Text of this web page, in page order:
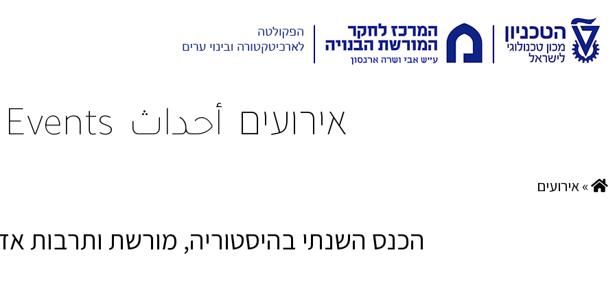
אירועים أحداث Events
»אירועים
הכנס השנתי בהיסטוריה, מורשת ותרבות